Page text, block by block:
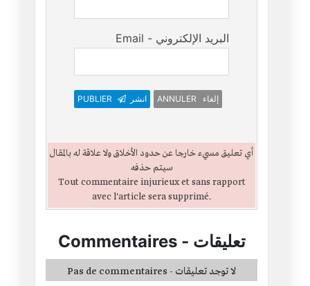
Email - البريد الإلكتروني
PUBLIER انشر ANNULER إلغاء
أي تعليق مسيء خارجا عن حدود الأخلاق ولا علاقة له بالمقال
سيتم حذفه
Tout commentaire injurieux et sans rapport
avec l'article sera supprimé.
Commentaires- تعليقات
Pas de commentaires - لا توجد تعليقات